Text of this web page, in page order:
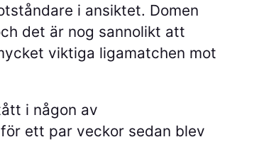
i ansiktet. Domen
det är nog sannolikt att
viktiga ligamatchen mot
i någon av
ett par veckor sedan blev